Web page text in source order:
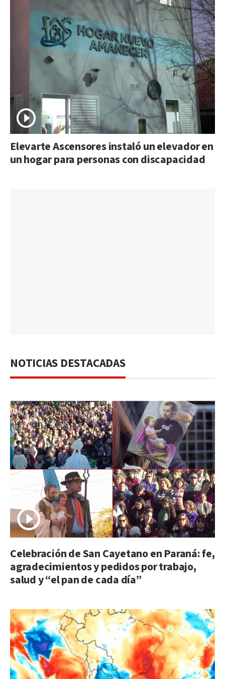
Elevarte Ascensores instaló un elevador en
un hogar para personas con discapacidad
NOTICIAS DESTACADAS
Celebración de San Cayetano en Paraná: fe,
agradecimientos y pedidos por trabajo,
salud y “el pan de cada día”